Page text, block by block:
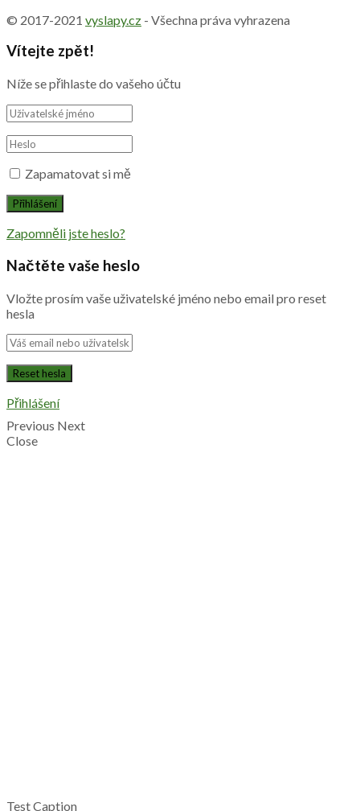
© 2017-2021 vyslapy.cz - Všechna práva vyhrazena
Vítejte zpět!
Níže se přihlaste do vašeho účtu
Zapamatovat si mě
Zapomněli jste heslo?
Načtěte vaše heslo
Vložte prosím vaše uživatelské jméno nebo email pro reset
hesla
Přihlášení
Previous Next
Close
Test Caption